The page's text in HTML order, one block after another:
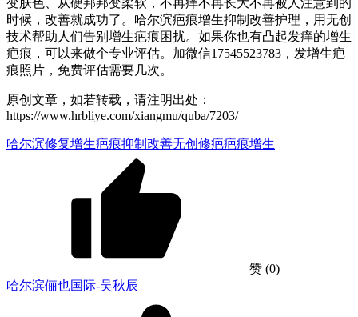
时候，改善就成功了。哈尔滨疤痕增生抑制改善护理，用无创
技术帮助人们告别增生疤痕困扰。如果你也有凸起发痒的增生
疤痕，可以来做个专业评估。加微信17545523783，发增生疤
痕照片，免费评估需要几次。
原创文章，如若转载，请注明出处：
https://www.hrbliye.com/xiangmu/quba/7203/
哈尔滨修复增生疤痕抑制改善无创修疤疤痕增生
赞 (0)
哈尔滨俪也国际-吴秋辰